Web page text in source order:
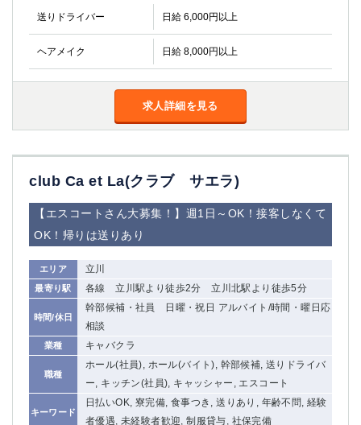
送りドライバー 日給 6,000円以上
ヘアメイク 日給 8,000円以上
求人詳細を見る
club Ca et La(クラブ サエラ)
【エスコートさん大募集！】週1日～OK！接客しなくて
OK！帰りは送りあり
エリア 立川
最寄り駅 各線 立川駅より徒歩2分 立川北駅より徒歩5分
時間/休日
幹部候補・社員 日曜・祝日 アルバイト/時間・曜日応
相談
業種 キャバクラ
職種
ホール(社員), ホール(バイト), 幹部候補, 送りドライバ
ー, キッチン(社員), キャッシャー, エスコート
キーワード
日払いOK, 寮完備, 食事つき, 送りあり, 年齢不問, 経験
者優遇, 未経験者歓迎, 制服貸与, 社保完備